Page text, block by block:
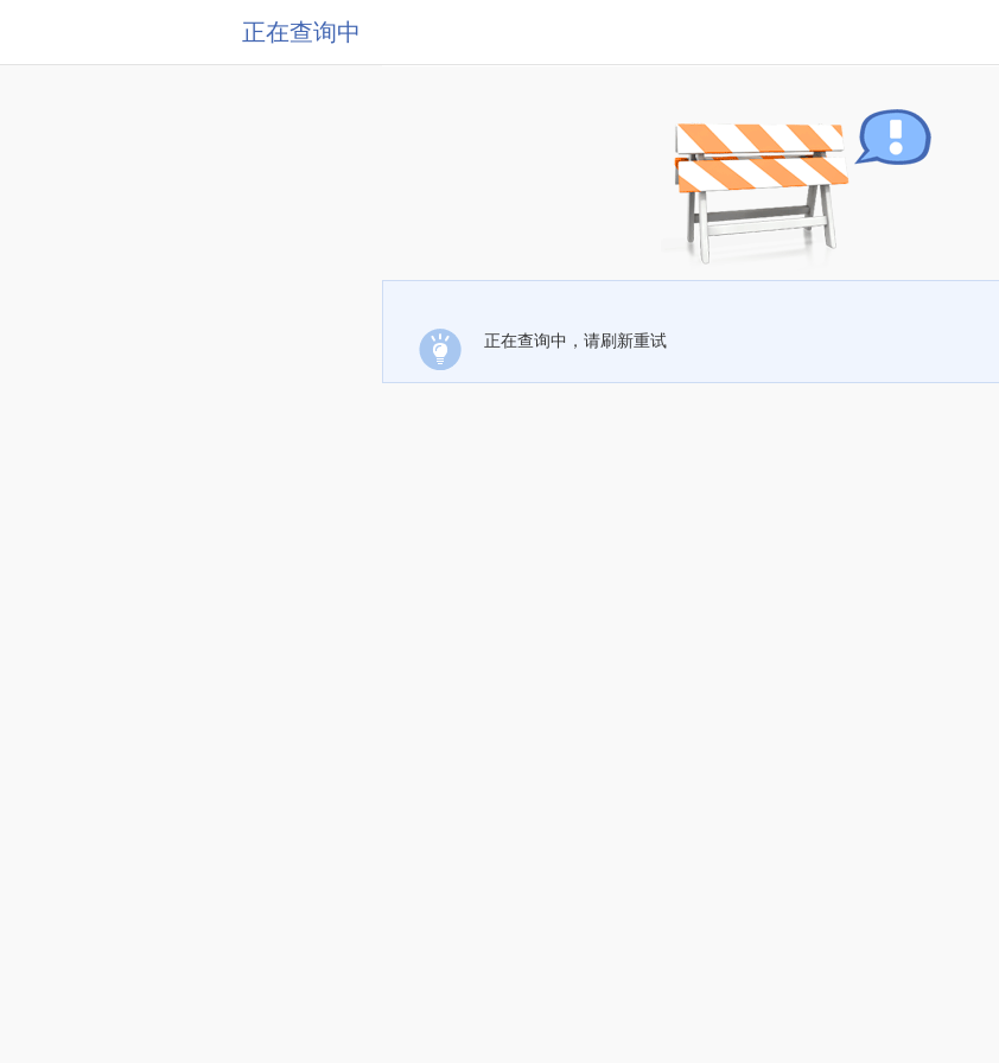
正在查询中
正在查询中，请刷新重试